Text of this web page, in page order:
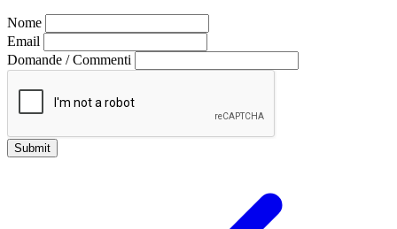
Nome
Email
Domande / Commenti
Submit